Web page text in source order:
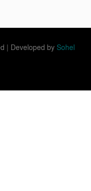
| Developed by Sohel